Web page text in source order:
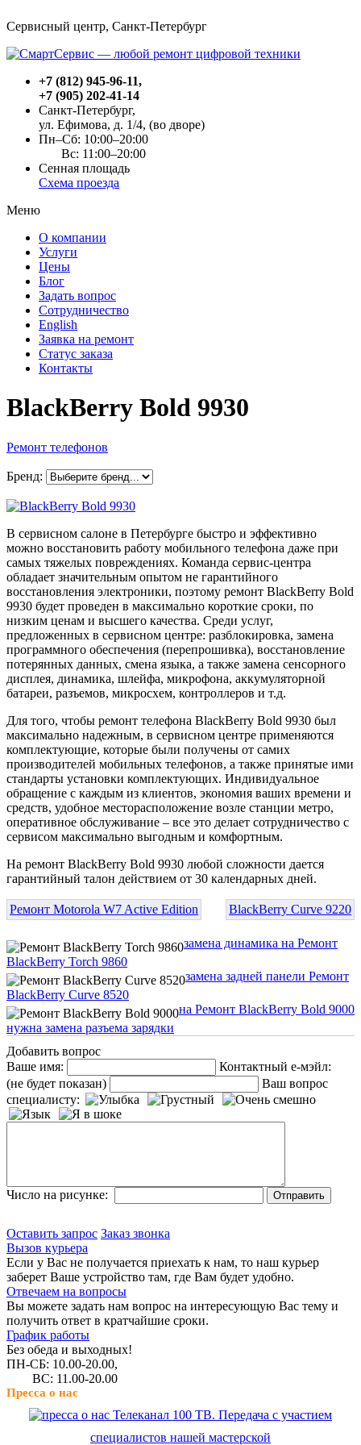
Сервисный центр, Cанкт-Петербург
+7 (812) 945-96-11,
+7 (905) 202-41-14
Санкт-Петербург,
ул. Ефимова, д. 1/4, (во дворе)
Пн–Сб: 10:00–20:00
Вс: 11:00–20:00
Сенная площадь
Схема проезда
Меню
О компании
Услуги
Цены
Блог
Задать вопрос
Сотрудничество
English
Заявка на ремонт
Статус заказа
Контакты
BlackBerry Bold 9930
Ремонт телефонов
Бренд:
В сервисном салоне в Петербурге быстро и эффективно
можно восстановить работу мобильного телефона даже при
самых тяжелых повреждениях. Команда сервис-центра
обладает значительным опытом не гарантийного
восстановления электроники, поэтому ремонт BlackBerry Bold
9930 будет проведен в максимально короткие сроки, по
низким ценам и высшего качества. Среди услуг,
предложенных в сервисном центре: разблокировка, замена
программного обеспечения (перепрошивка), восстановление
потерянных данных, смена языка, а также замена сенсорного
дисплея, динамика, шлейфа, микрофона, аккумуляторной
батареи, разъемов, микросхем, контроллеров и т.д.
Для того, чтобы ремонт телефона BlackBerry Bold 9930 был
максимально надежным, в сервисном центре применяются
комплектующие, которые были получены от самих
производителей мобильных телефонов, а также принятые ими
стандарты установки комплектующих. Индивидуальное
обращение с каждым из клиентов, экономия ваших времени и
средств, удобное месторасположение возле станции метро,
оперативное обслуживание – все это делает сотрудничество с
сервисом максимально выгодным и комфортным.
На ремонт BlackBerry Bold 9930 любой сложности дается
гарантийный талон действием от 30 календарных дней.
Ремонт Motorola W7 Active Edition BlackBerry Curve 9220
замена динамика на Ремонт
BlackBerry Torch 9860
замена задней панели Ремонт
BlackBerry Curve 8520
на Ремонт BlackBerry Bold 9000
нужна замена разъема зарядки
Добавить вопрос
Ваше имя:
Контактный е-мэйл:
(не будет показан)
Ваш вопрос
специалисту:
Число на рисунке:
Оставить запрос Заказ звонка
Вызов курьера
Если у Вас не получается приехать к нам, то наш курьер
заберет Ваше устройство там, где Вам будет удобно.
Отвечаем на вопросы
Вы можете задать нам вопрос на интересующую Вас тему и
получить ответ в кратчайшие сроки.
График работы
Без обеда и выходных!
ПН-СБ: 10.00-20.00,
ВС: 11.00-20.00
Пресса о нас
Телеканал 100 ТВ. Передача с участием
специалистов нашей мастерской